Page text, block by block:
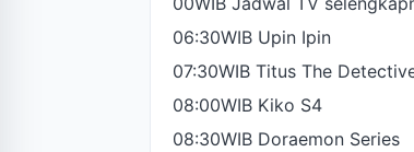
06:30WIB Upin Ipin
07:30WIB Titus The
08:00WIB Kiko S4
08:30WIB Doraemon Series